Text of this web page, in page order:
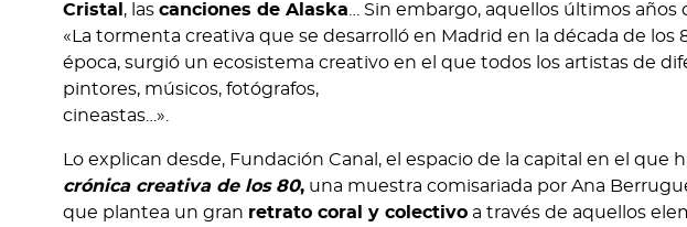
Cristal , las canciones de Alaska … Sin embargo, aquellos últimos
«La tormenta creativa que se desarrolló en Madrid en la década de los
época, surgió un ecosistema creativo en el que todos los artistas de
pintores, músicos, fotógrafos,
cineastas…».
Lo explican desde, Fundación Canal, el espacio de la capital en el que
crónica creativa de los 80, una muestra comisariada por Ana
que plantea un gran retrato coral y colectivo a través de aquellos